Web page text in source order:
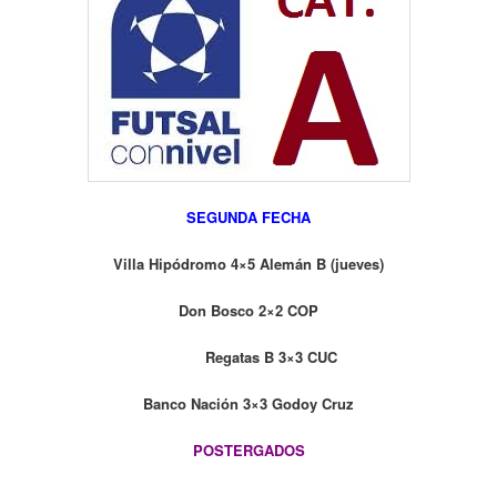
SEGUNDA FECHA
Villa Hipódromo 4×5 Alemán B (jueves)
Don Bosco 2×2 COP
Regatas B 3×3 CUC
Banco Nación 3×3 Godoy Cruz
POSTERGADOS